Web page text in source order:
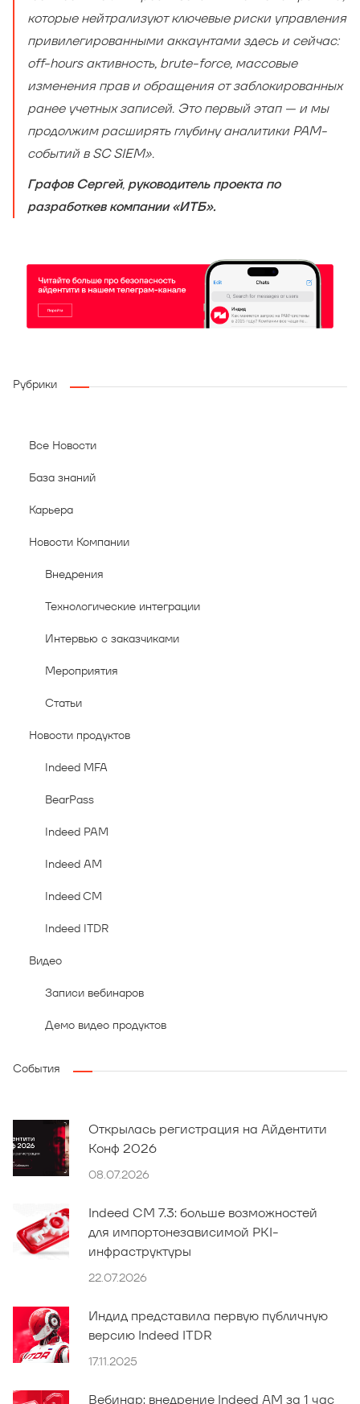
которые нейтрализуют ключевые риски управления
привилегированными аккаунтами здесь и сейчас:
off-hours активность, brute-force, массовые
изменения прав и обращения от заблокированных
ранее учетных записей. Это первый этап — и мы
продолжим расширять глубину аналитики PAM-
событий в SC SIEM».
Графов Сергей, руководитель проекта по
разработкев компании «ИТБ».
Рубрики
Все Новости
База знаний
Карьера
Новости Компании
Внедрения
Технологические интеграции
Интервью с заказчиками
Мероприятия
Статьи
Новости продуктов
Indeed MFA
BearPass
Indeed PAM
Indeed AM
Indeed CM
Indeed ITDR
Видео
Записи вебинаров
Демо видео продуктов
События
Открылась регистрация на Айдентити
Конф 2026
08.07.2026
Indeed CM 7.3: больше возможностей
для импортонезависимой PKI-
инфраструктуры
22.07.2026
Индид представила первую публичную
версию Indeed ITDR
17.11.2025
Вебинар: внедрение Indeed AM за 1 час